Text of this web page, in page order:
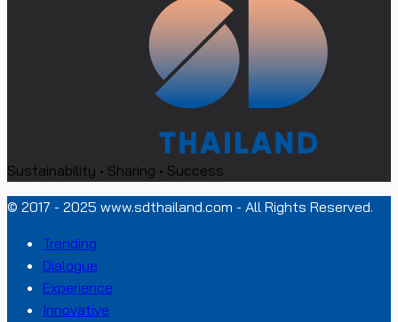
Sustainability • Sharing • Success
© 2017 - 2025 www.sdthailand.com - All Rights Reserved.
Trending
Dialogue
Experience
Innovative